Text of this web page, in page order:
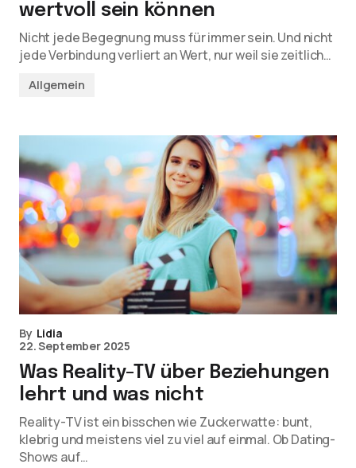
wertvoll sein können
Nicht jede Begegnung muss für immer sein. Und nicht
jede Verbindung verliert an Wert, nur weil sie zeitlich…
Allgemein
By Lidia
22. September 2025
Was Reality-TV über Beziehungen
lehrt und was nicht
Reality-TV ist ein bisschen wie Zuckerwatte: bunt,
klebrig und meistens viel zu viel auf einmal. Ob Dating-
Shows auf…